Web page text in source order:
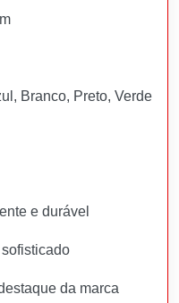
Branco, Preto, Verde
e durável
da marca